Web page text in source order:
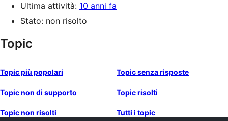
Ultima attività: 10 anni fa
Stato: non risolto
Topic
Topic più popolari Topic senza risposte
Topic non di supporto Topic risolti
Topic non risolti Tutti i topic